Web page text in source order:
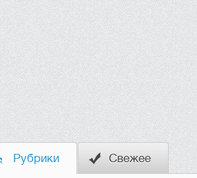
Рубрики Свежее